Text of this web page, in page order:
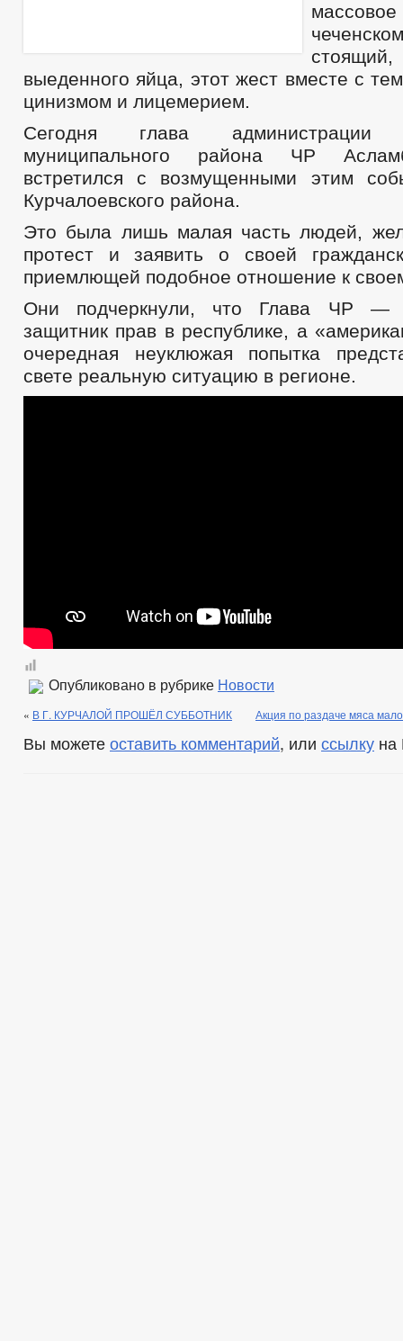
выеденного яйца, этот жест вместе с
цинизмом и лицемерием.
Сегодня глава администрации
муниципального района ЧР
встретился с возмущенными этим
Курчалоевского района.
Это была лишь малая часть людей,
протест и заявить о своей
приемлющей подобное отношение к
Они подчеркнули, что Глава ЧР —
защитник прав в республике, а
очередная неуклюжая попытка
свете реальную ситуацию в регионе.
Опубликовано в рубрике Новости
« В Г. КУРЧАЛОЙ ПРОШЁЛ СУББОТНИК Акция по раздаче мяса
Вы можете оставить комментарий, или ссылку на